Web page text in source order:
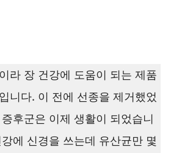
라 장 건강에 도움이 되는 제품
니다. 이 전에 선종을 제거했었
후군은 이제 생활이 되었습니
에 신경을 쓰는데 유산균만 몇